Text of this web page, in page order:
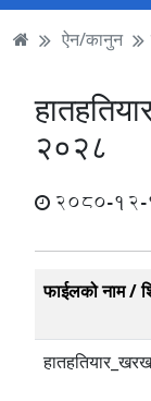
ऐन/कानुन
२०२८
2080-
फाईलको नाम /